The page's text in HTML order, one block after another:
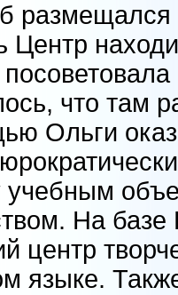
Центр
что там
Ольги
учебным
На базе
центр
языке.